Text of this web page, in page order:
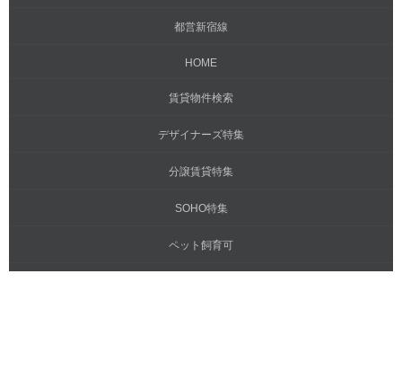
都営新宿線
HOME
賃貸物件検索
デザイナーズ特集
分譲賃貸特集
SOHO特集
ペット飼育可